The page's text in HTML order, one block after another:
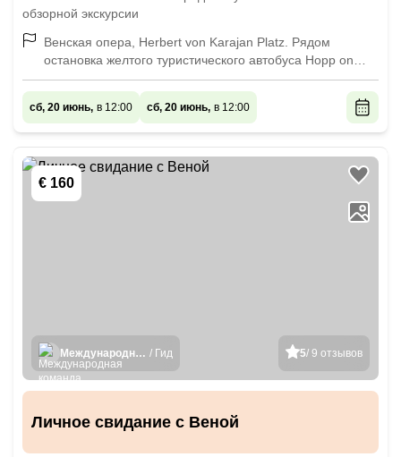
обзорной экскурсии
Венская опера, Herbert von Karajan Platz. Рядом
остановка желтого туристического автобуса Hopp on
hopp off
сб, 20 июнь, в 12:00 сб, 20 июнь, в 12:00
€ 160
5/ 9 отзывов
Международная команда гидов / Гид
Личное свидание с Веной